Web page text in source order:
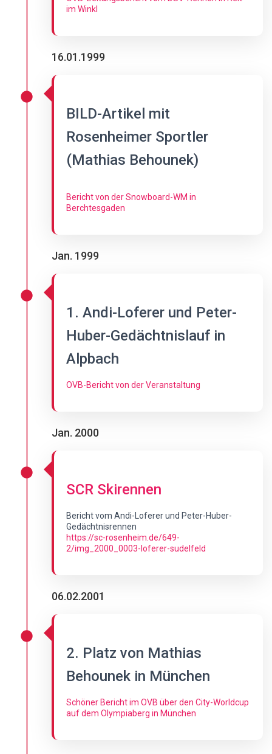
im Winkl
16.01.1999
BILD-Artikel mit
Rosenheimer Sportler
(Mathias Behounek)
Bericht von der Snowboard-WM in
Berchtesgaden
Jan. 1999
1. Andi-Loferer und Peter-
Huber-Gedächtnislauf in
Alpbach
OVB-Bericht von der Veranstaltung
Jan. 2000
SCR Skirennen
Bericht vom Andi-Loferer und Peter-Huber-
Gedächtnisrennen
https://sc-rosenheim.de/649-
2/img_2000_0003-loferer-sudelfeld
06.02.2001
2. Platz von Mathias
Behounek in München
Schöner Bericht im OVB über den City-Worldcup
auf dem Olympiaberg in München